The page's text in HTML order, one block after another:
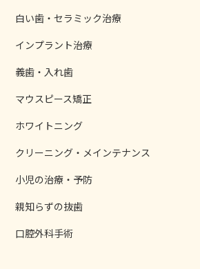
白い歯・セラミック治療
インプラント治療
義歯・入れ歯
マウスピース矯正
ホワイトニング
クリーニング・メインテナンス
小児の治療・予防
親知らずの抜歯
口腔外科手術